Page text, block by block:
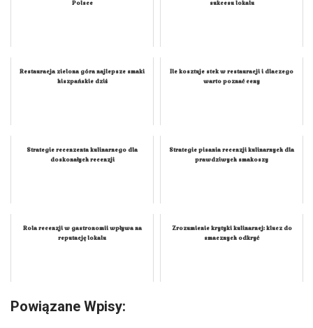
Polsce
sukcesu lokalu
Restauracja zielona góra najlepsze smaki
hiszpańskie dziś
Ile kosztuje stek w restauracji i dlaczego
warto poznać ceny
Strategie recenzenta kulinarnego dla
doskonałych recenzji
Strategie pisania recenzji kulinarnych dla
prawdziwych smakoszy
Rola recenzji w gastronomii wpływa na
reputację lokalu
Zrozumienie krytyki kulinarnej: klucz do
smacznych odkryć
Powiązane Wpisy: